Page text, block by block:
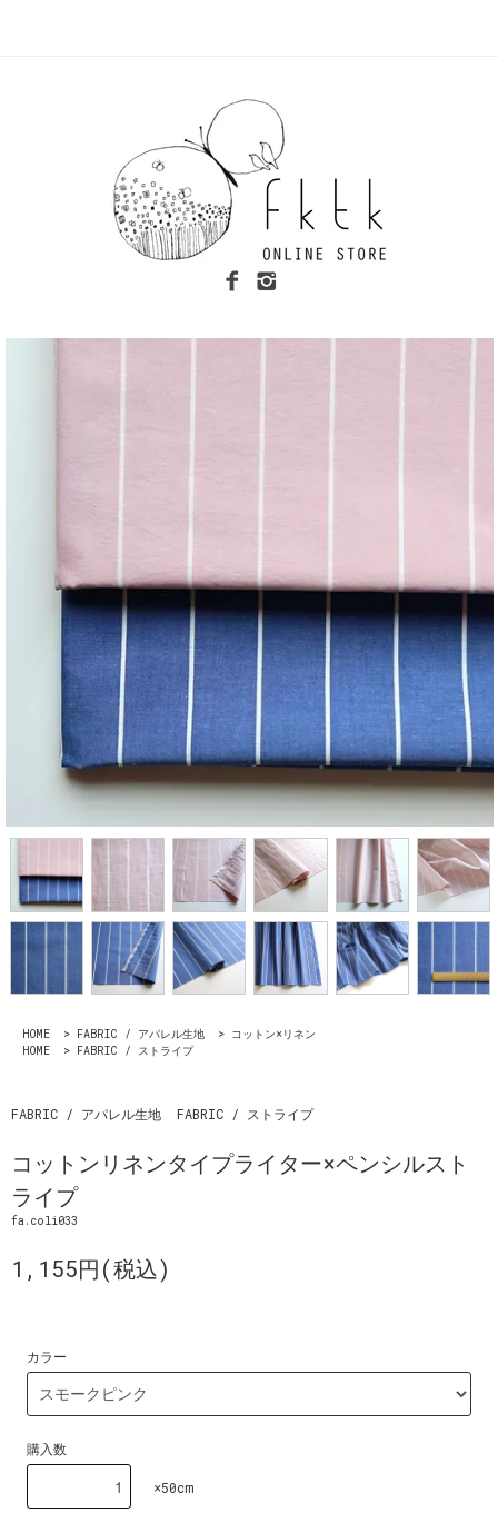
HOME > FABRIC / アパレル生地 > コットン×リネン
HOME
> FABRIC / ストライプ
FABRIC / アパレル生地 FABRIC / ストライプ
コットンリネンタイプライター×ペンシルスト
ライプ
fa.coli033
1,155円(税込)
カラー
購入数
×50cm